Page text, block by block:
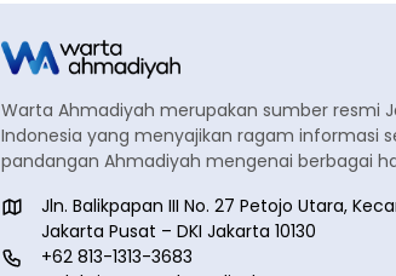
Warta Ahmadiyah merupakan sumber resmi
Indonesia yang menyajikan ragam informasi
pandangan Ahmadiyah mengenai berbagai
Jln. Balikpapan III No. 27 Petojo Utara,
Jakarta Pusat – DKI Jakarta 10130
+62 813-1313-3683